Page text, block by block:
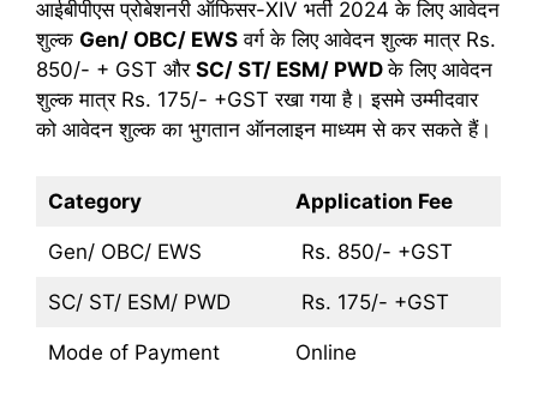
आईबीपीएस प्रोबेशनरी ऑफिसर-XIV भर्ती 2024 के लिए आवेदन
शुल्क Gen/ OBC/ EWS वर्ग के लिए आवेदन शुल्क मात्र Rs.
850/- + GST और SC/ ST/ ESM/ PWDके लिए आवेदन
शुल्क मात्र Rs. 175/- +GST रखा गया है। इसमे उम्मीदवार
को आवेदन शुल्क का भुगतान ऑनलाइन माध्यम से कर सकते हैं।
Category Application Fee
Gen/ OBC/ EWS Rs. 850/- +GST
SC/ ST/ ESM/ PWD Rs. 175/- +GST
Mode of Payment Online